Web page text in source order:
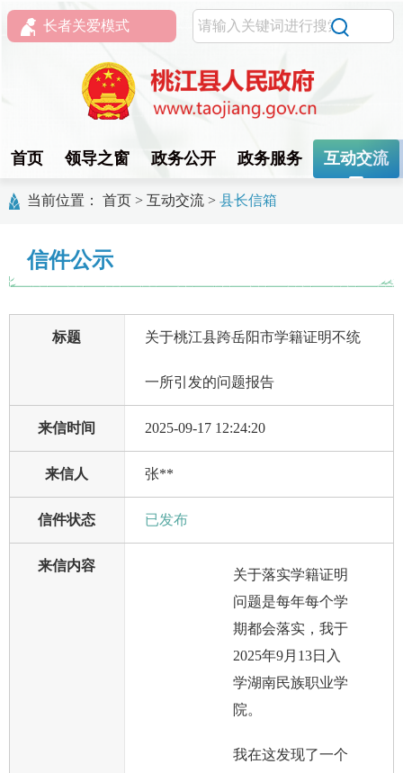
长者关爱模式
首页 领导之窗 政务公开 政务服务 互动交流
当前位置： 首页 > 互动交流 > 县长信箱
信件公示
标题 关于桃江县跨岳阳市学籍证明不统
一所引发的问题报告
来信时间 2025-09-17 12:24:20
来信人 张**
信件状态 已发布
来信内容
关于落实学籍证明
问题是每年每个学
期都会落实，我于
2025年9月13日入
学湖南民族职业学
院。
我在这发现了一个